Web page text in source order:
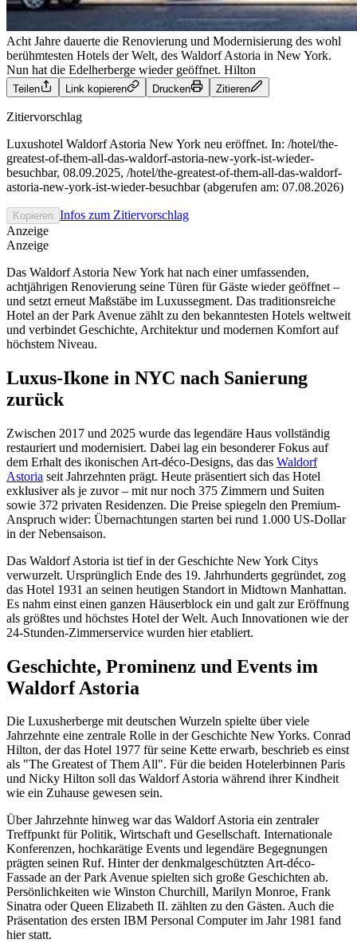
Acht Jahre dauerte die Renovierung und Modernisierung des wohl
berühmtesten Hotels der Welt, des Waldorf Astoria in New York.
Nun hat die Edelherberge wieder geöffnet. Hilton
Teilen Link kopieren Drucken Zitieren
Zitiervorschlag
Luxushotel Waldorf Astoria New York neu eröffnet. In: /hotel/the-
greatest-of-them-all-das-waldorf-astoria-new-york-ist-wieder-
besuchbar, 08.09.2025, /hotel/the-greatest-of-them-all-das-waldorf-
astoria-new-york-ist-wieder-besuchbar (abgerufen am: 07.08.2026)
Kopieren Infos zum Zitiervorschlag
Anzeige
Anzeige
Das Waldorf Astoria New York hat nach einer umfassenden,
achtjährigen Renovierung seine Türen für Gäste wieder geöffnet –
und setzt erneut Maßstäbe im Luxussegment. Das traditionsreiche
Hotel an der Park Avenue zählt zu den bekanntesten Hotels weltweit
und verbindet Geschichte, Architektur und modernen Komfort auf
höchstem Niveau.
Luxus-Ikone in NYC nach Sanierung
zurück
Zwischen 2017 und 2025 wurde das legendäre Haus vollständig
restauriert und modernisiert. Dabei lag ein besonderer Fokus auf
dem Erhalt des ikonischen Art-déco-Designs, das das Waldorf
Astoria seit Jahrzehnten prägt. Heute präsentiert sich das Hotel
exklusiver als je zuvor – mit nur noch 375 Zimmern und Suiten
sowie 372 privaten Residenzen. Die Preise spiegeln den Premium-
Anspruch wider: Übernachtungen starten bei rund 1.000 US-Dollar
in der Nebensaison.
Das Waldorf Astoria ist tief in der Geschichte New York Citys
verwurzelt. Ursprünglich Ende des 19. Jahrhunderts gegründet, zog
das Hotel 1931 an seinen heutigen Standort in Midtown Manhattan.
Es nahm einst einen ganzen Häuserblock ein und galt zur Eröffnung
als größtes und höchstes Hotel der Welt. Auch Innovationen wie der
24-Stunden-Zimmerservice wurden hier etabliert.
Geschichte, Prominenz und Events im
Waldorf Astoria
Die Luxusherberge mit deutschen Wurzeln spielte über viele
Jahrzehnte eine zentrale Rolle in der Geschichte New Yorks. Conrad
Hilton, der das Hotel 1977 für seine Kette erwarb, beschrieb es einst
als "The Greatest of Them All". Für die beiden Hotelerbinnen Paris
und Nicky Hilton soll das Waldorf Astoria während ihrer Kindheit
wie ein Zuhause gewesen sein.
Über Jahrzehnte hinweg war das Waldorf Astoria ein zentraler
Treffpunkt für Politik, Wirtschaft und Gesellschaft. Internationale
Konferenzen, hochkarätige Events und legendäre Begegnungen
prägten seinen Ruf. Hinter der denkmalgeschützten Art-déco-
Fassade an der Park Avenue spielten sich große Geschichten ab.
Persönlichkeiten wie Winston Churchill, Marilyn Monroe, Frank
Sinatra oder Queen Elizabeth II. zählten zu den Gästen. Auch die
Präsentation des ersten IBM Personal Computer im Jahr 1981 fand
hier statt.